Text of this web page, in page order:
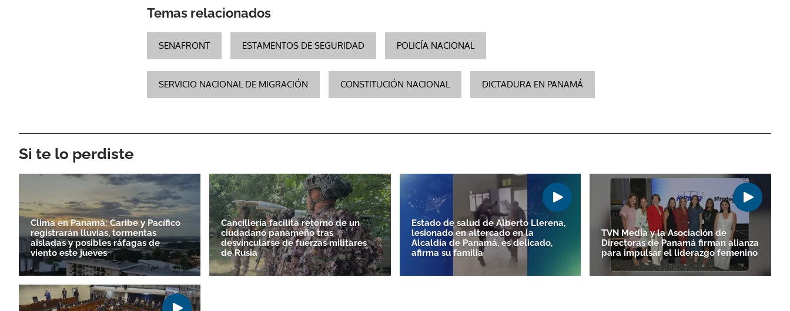
Temas relacionados
SENAFRONT ESTAMENTOS DE SEGURIDAD POLICÍA NACIONAL
SERVICIO NACIONAL DE MIGRACIÓN CONSTITUCIÓN NACIONAL DICTADURA EN PANAMÁ
Si te lo perdiste
Clima en Panamá: Caribe y Pacífico
registrarán lluvias, tormentas
aisladas y posibles ráfagas de
viento este jueves
Cancillería facilita retorno de un
ciudadano panameño tras
desvincularse de fuerzas militares
de Rusia
Estado de salud de Alberto Llerena,
lesionado en altercado en la
Alcaldía de Panamá, es delicado,
afirma su familia
TVN Media y la Asociación de
Directoras de Panamá firman alianza
para impulsar el liderazgo femenino